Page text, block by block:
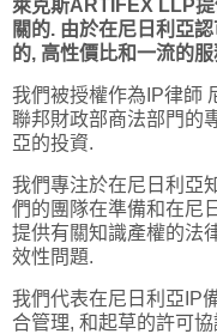
萊克斯ARTIFEX LLP
關的. 由於在尼日利亞
的, 高性價比和一流的
我們被授權作為IP律師
聯邦財政部商法部門的
亞的投資.
我們專注於在尼日利亞
們的團隊在準備和在尼
提供有關知識產權的法
效性問題.
我們代表在尼日利亞IP
合管理, 和起草的許可協